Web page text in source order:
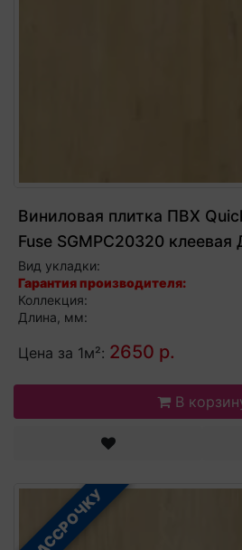
Виниловая плитка ПВХ
Fuse SGMPC20320 клеевая
натуральный
Вид укладки:
Гарантия производителя:
Коллекция:
Длина, мм:
Цена за 1м²: 2650 р.
В
В РАССРОЧКУ